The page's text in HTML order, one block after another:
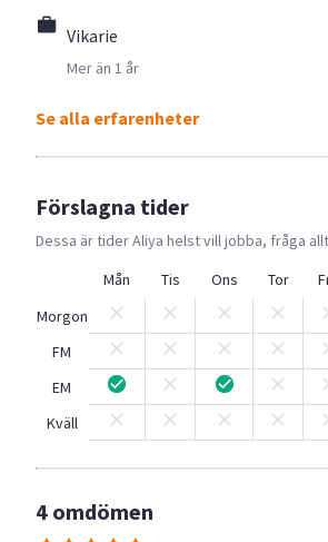
Vikarie
Mer än 1 år
Se alla erfarenheter
Förslagna tider
Dessa är tiderAliya helst vill jobba, fråga
Mån
Tis Ons Tor
Morgon
FM
EM
Kväll
4 omdömen